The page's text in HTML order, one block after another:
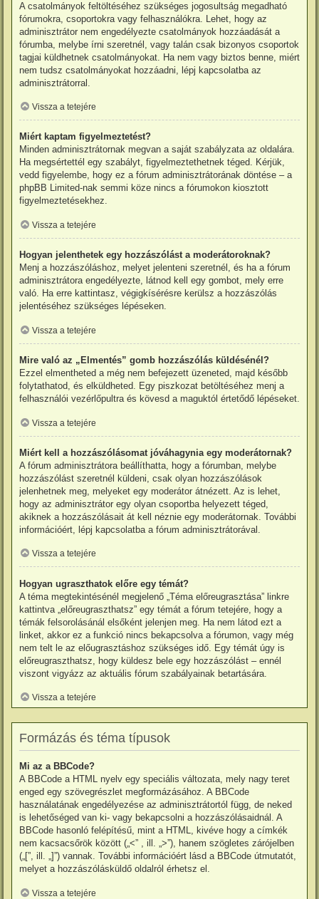
A csatolmányok feltöltéséhez szükséges jogosultság megadható
fórumokra, csoportokra vagy felhasználókra. Lehet, hogy az
adminisztrátor nem engedélyezte csatolmányok hozzáadását a
fórumba, melybe írni szeretnél, vagy talán csak bizonyos csoportok
tagjai küldhetnek csatolmányokat. Ha nem vagy biztos benne, miért
nem tudsz csatolmányokat hozzáadni, lépj kapcsolatba az
adminisztrátorral.
Vissza a tetejére
Miért kaptam figyelmeztetést?
Minden adminisztrátornak megvan a saját szabályzata az oldalára.
Ha megsértettél egy szabályt, figyelmeztethetnek téged. Kérjük,
vedd figyelembe, hogy ez a fórum adminisztrátorának döntése – a
phpBB Limited-nak semmi köze nincs a fórumokon kiosztott
figyelmeztetésekhez.
Vissza a tetejére
Hogyan jelenthetek egy hozzászólást a moderátoroknak?
Menj a hozzászóláshoz, melyet jelenteni szeretnél, és ha a fórum
adminisztrátora engedélyezte, látnod kell egy gombot, mely erre
való. Ha erre kattintasz, végigkísérésre kerülsz a hozzászólás
jelentéséhez szükséges lépéseken.
Vissza a tetejére
Mire való az „Elmentés” gomb hozzászólás küldésénél?
Ezzel elmentheted a még nem befejezett üzeneted, majd később
folytathatod, és elküldheted. Egy piszkozat betöltéséhez menj a
felhasználói vezérlőpultra és kövesd a maguktól értetődő lépéseket.
Vissza a tetejére
Miért kell a hozzászólásomat jóváhagynia egy moderátornak?
A fórum adminisztrátora beállíthatta, hogy a fórumban, melybe
hozzászólást szeretnél küldeni, csak olyan hozzászólások
jelenhetnek meg, melyeket egy moderátor átnézett. Az is lehet,
hogy az adminisztrátor egy olyan csoportba helyezett téged,
akiknek a hozzászólásait át kell néznie egy moderátornak. További
információért, lépj kapcsolatba a fórum adminisztrátorával.
Vissza a tetejére
Hogyan ugraszthatok előre egy témát?
A téma megtekintésénél megjelenő „Téma előreugrasztása” linkre
kattintva „előreugraszthatsz” egy témát a fórum tetejére, hogy a
témák felsorolásánál elsőként jelenjen meg. Ha nem látod ezt a
linket, akkor ez a funkció nincs bekapcsolva a fórumon, vagy még
nem telt le az előugrasztáshoz szükséges idő. Egy témát úgy is
előreugraszthatsz, hogy küldesz bele egy hozzászólást – ennél
viszont vigyázz az aktuális fórum szabályainak betartására.
Vissza a tetejére
Formázás és téma típusok
Mi az a BBCode?
A BBCode a HTML nyelv egy speciális változata, mely nagy teret
enged egy szövegrészlet megformázásához. A BBCode
használatának engedélyezése az adminisztrátortól függ, de neked
is lehetőséged van ki- vagy bekapcsolni a hozzászólásaidnál. A
BBCode hasonló felépítésű, mint a HTML, kivéve hogy a címkék
nem kacsacsőrök között („<” , ill. „>”), hanem szögletes zárójelben
(„[”, ill. „]”) vannak. További információért lásd a BBCode útmutatót,
melyet a hozzászólásküldő oldalról érhetsz el.
Vissza a tetejére